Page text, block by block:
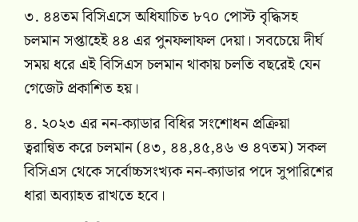
৩. ৪৪তম বিসিএসে অধিযাচিত ৮৭০ পোস্ট বৃদ্ধিসহ
চলমান সপ্তাহেই ৪৪ এর পুনফলাফল দেয়া। সবচেয়ে দীর্ঘ
সময় ধরে এই বিসিএস চলমান থাকায় চলতি বছরেই যেন
গেজেট প্রকাশিত হয়।
৪. ২০২৩ এর নন-ক্যাডার বিধির সংশোধন প্রক্রিয়া
ত্বরান্বিত করে চলমান (৪৩, ৪৪,৪৫,৪৬ ও ৪৭তম) সকল
বিসিএস থেকে সর্বোচ্চসংখ্যক নন-ক্যাডার পদে সুপারিশের
ধারা অব্যাহত রাখতে হবে।